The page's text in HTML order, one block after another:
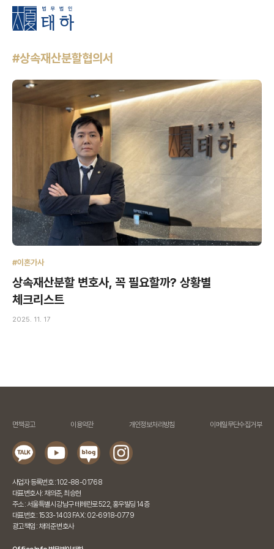
#상속재산분할협의서
#이혼가사
상속재산분할 변호사, 꼭 필요할까? 상황별
체크리스트
2025. 11. 17
면책공고 이용약관 개인정보처리방침 이메일무단수집거부
사업자 등록번호 : 102-88-01768
대표변호사 : 채의준, 최승현
주소 : 서울특별시 강남구 테헤란로 522, 홍우빌딩 14층
대표번호 : 1533-1403 FAX : 02-6918-0779
광고책임 : 채의준 변호사